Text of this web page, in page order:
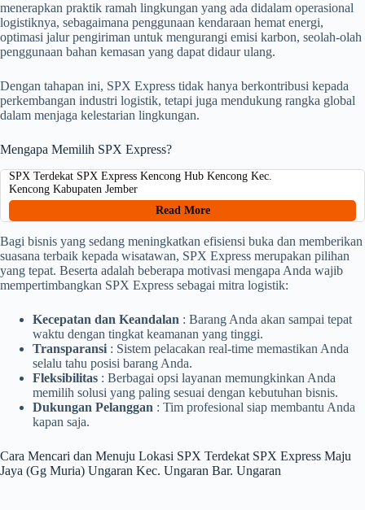
menerapkan praktik ramah lingkungan yang ada didalam operasional
logistiknya, sebagaimana penggunaan kendaraan hemat energi,
optimasi jalur pengiriman untuk mengurangi emisi karbon, seolah-olah
penggunaan bahan kemasan yang dapat didaur ulang.
Dengan tahapan ini, SPX Express tidak hanya berkontribusi kepada
perkembangan industri logistik, tetapi juga mendukung rangka global
dalam menjaga kelestarian lingkungan.
Mengapa Memilih SPX Express?
SPX Terdekat SPX Express Kencong Hub Kencong Kec.
Kencong Kabupaten Jember
Read More
Bagi bisnis yang sedang meningkatkan efisiensi buka dan memberikan
suasana terbaik kepada wisatawan, SPX Express merupakan pilihan
yang tepat. Beserta adalah beberapa motivasi mengapa Anda wajib
mempertimbangkan SPX Express sebagai mitra logistik:
Kecepatan dan Keandalan : Barang Anda akan sampai tepat
waktu dengan tingkat keamanan yang tinggi.
Transparansi : Sistem pelacakan real-time memastikan Anda
selalu tahu posisi barang Anda.
Fleksibilitas : Berbagai opsi layanan memungkinkan Anda
memilih solusi yang paling sesuai dengan kebutuhan bisnis.
Dukungan Pelanggan : Tim profesional siap membantu Anda
kapan saja.
Cara Mencari dan Menuju Lokasi SPX Terdekat SPX Express Maju
Jaya (Gg Muria) Ungaran Kec. Ungaran Bar. Ungaran